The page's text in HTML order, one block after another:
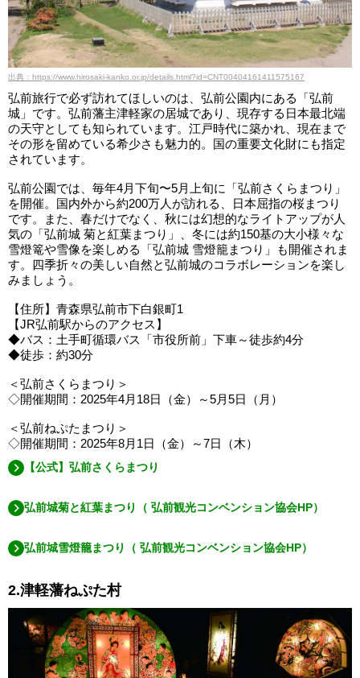
出典：https://www.hirosaki-kanko.or.jp/details.html?id=CNT00404161411575167
弘前旅行で必ず訪れてほしいのは、弘前公園内にある「弘前
城」です。弘前藩主津軽家の居城であり、現存する日本最北端
の天守としても知られています。江戸時代に築かれ、現在まで
その形を留めている希少さも魅力的。国の重要文化財にも指定
されています。
弘前公園では、毎年4月下旬〜5月上旬に「弘前さくらまつり」
を開催。国内外から約200万人が訪れる、日本屈指の桜まつり
です。また、春だけでなく、秋には幻想的なライトアップが人
気の「弘前城 菊と紅葉まつり」、冬には約150基の大小様々な
雪燈篭や雪像を楽しめる「弘前城 雪燈籠まつり」も開催されま
す。四季折々の美しい自然と弘前城のコラボレーションを楽し
みましょう。
【住所】青森県弘前市下白銀町1
【JR弘前駅からのアクセス】
◆バス：土手町循環バス「市役所前」下車～徒歩約4分
◆徒歩：約30分
＜弘前さくらまつり＞
◇開催期間：2025年4月18日（金）～5月5日（月）
＜弘前ねぷたまつり＞
◇開催期間：2025年8月1日（金）～7日（木）
【公式】弘前さくらまつり
弘前城菊と紅葉まつり（ 弘前観光コンベンション協会HP）
弘前城雪燈籠まつり（ 弘前観光コンベンション協会HP）
2.津軽藩ねぷた村